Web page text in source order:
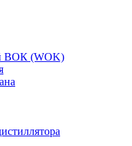
ВОК (WOK)